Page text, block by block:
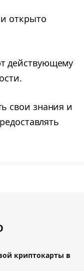
открыто
действующему
свои знания и
криптокарты в